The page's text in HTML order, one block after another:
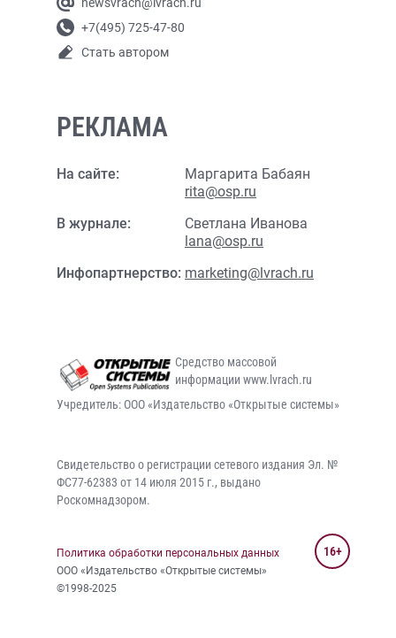
+7(495) 725-47-80
Стать автором
РЕКЛАМА
На сайте:
Маргарита Бабаян
rita@osp.ru
В журнале:
Светлана Иванова
lana@osp.ru
Инфопартнерство: marketing@lvrach.ru
Средство массовой
информации www.lvrach.ru
Учредитель: ООО «Издательство «Открытые системы»
Свидетельство о регистрации сетевого издания Эл. №
ФС77-62383 от 14 июля 2015 г., выдано
Роскомнадзором.
Политика обработки персональных данных
ООО «Издательство «Открытые системы»
©1998-2025
16+